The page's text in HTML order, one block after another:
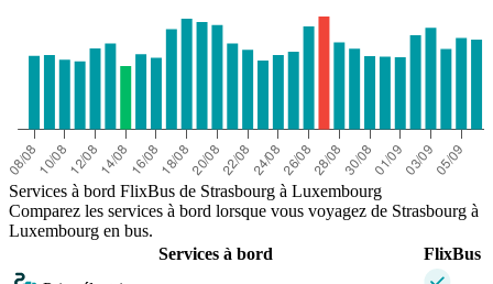
Services à bord FlixBus de Strasbourg à Luxembourg
Comparez les services à bord lorsque vous voyagez de Strasbourg à
Luxembourg en bus.
Services à bord
FlixBus